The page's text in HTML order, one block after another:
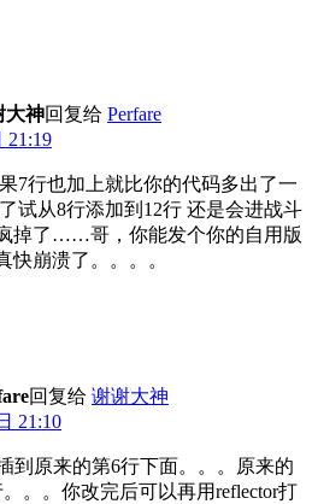
大神回复给 Perfare
21:19
7行也加上就比你的代码多出了一
试从8行添加到12行 还是会进战斗
掉了……哥，你能发个你的自用版
快崩溃了。。。。
回复给 谢谢大神
21:10
到原来的第6行下面。。。原来的
。。你改完后可以再用reflector打